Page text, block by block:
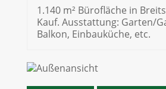
1.140 m² Bürofläche in
Kauf. Ausstattung: Garten/
Balkon, Einbauküche, etc.